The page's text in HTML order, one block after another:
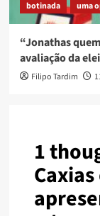
botinada uma
“Jonathas
avaliação da
Filipo Tardim
1